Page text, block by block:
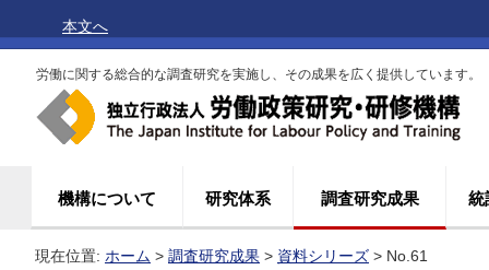
本文へ
労働に関する総合的な調査研究を実施し、その成果を広く提供しています。
機構について 研究体系 調査研究成果 統
現在位置: ホーム > 調査研究成果 > 資料シリーズ > No.61